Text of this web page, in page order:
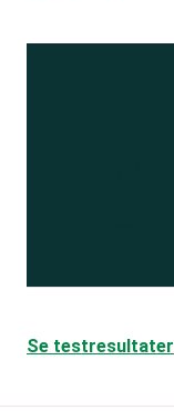
Se testresultater